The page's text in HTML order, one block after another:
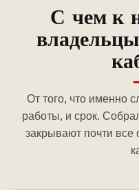
С чем к
От того, что именно
работы, и срок.
закрывают почти